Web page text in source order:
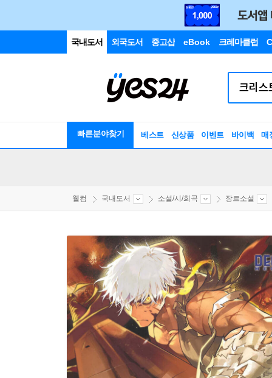
국내도서 외국도서 중고샵 eBook 크레마클럽
빠른분야찾기 베스트 신상품 이벤트 바이백 매
웰컴 국내도서 소설/시/희곡 장르소설